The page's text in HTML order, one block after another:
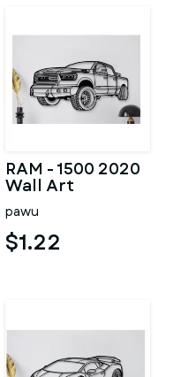
RAM - 1500 2020
Wall Art
pawu
$1.22